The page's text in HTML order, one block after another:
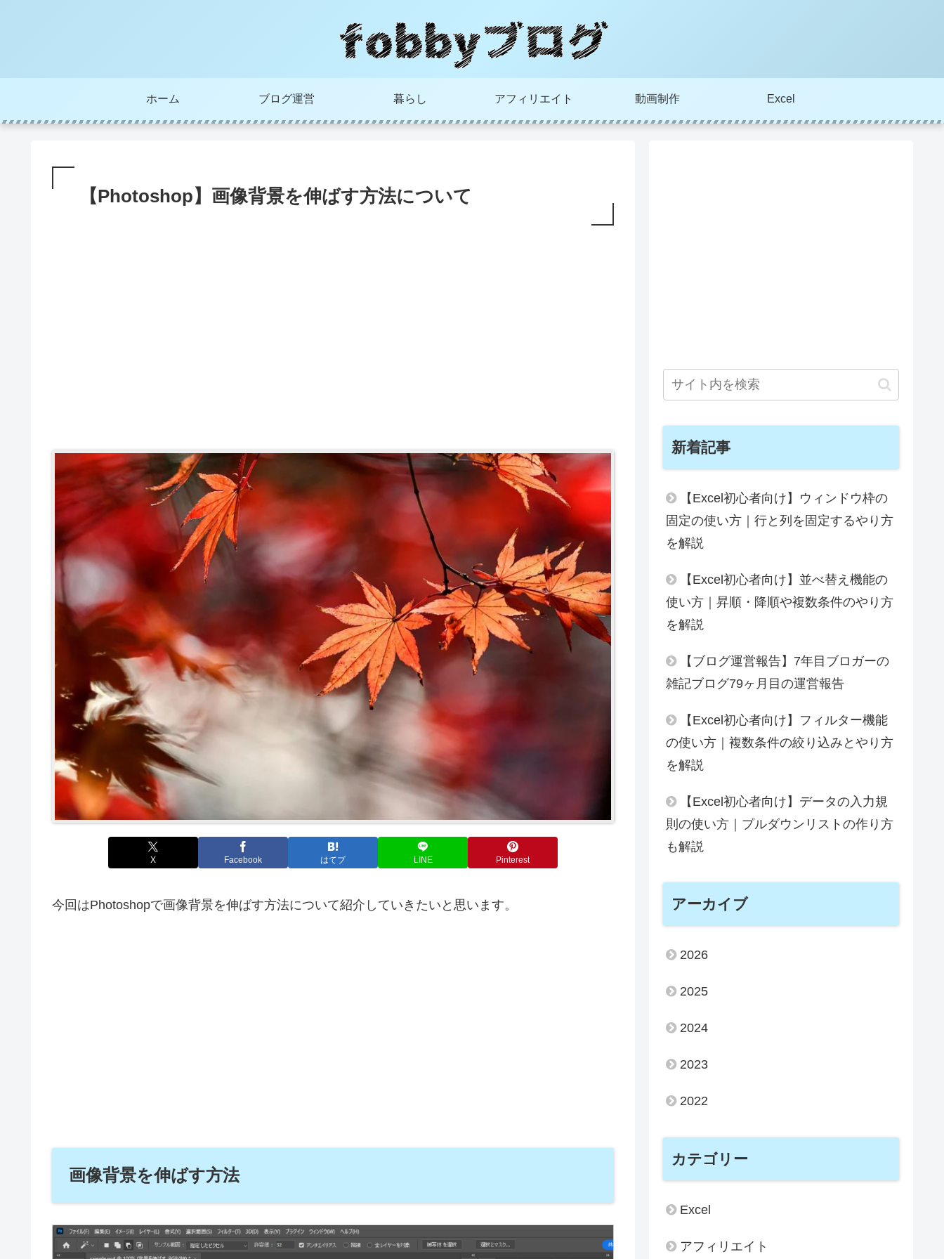
ホーム ブログ運営 暮らし アフィリエイト 動画制作 Excel
【Photoshop】画像背景を伸ばす方法について
X Facebook はてブ LINE Pinterest
今回はPhotoshopで画像背景を伸ばす方法について紹介していきたいと思います。
画像背景を伸ばす方法
新着記事
【Excel初心者向け】ウィンドウ枠の
固定の使い方｜行と列を固定するやり方
を解説
【Excel初心者向け】並べ替え機能の
使い方｜昇順・降順や複数条件のやり方
を解説
【ブログ運営報告】7年目ブロガーの
雑記ブログ79ヶ月目の運営報告
【Excel初心者向け】フィルター機能
の使い方｜複数条件の絞り込みとやり方
を解説
【Excel初心者向け】データの入力規
則の使い方｜プルダウンリストの作り方
も解説
アーカイブ
2026
2025
2024
2023
2022
カテゴリー
Excel
アフィリエイト